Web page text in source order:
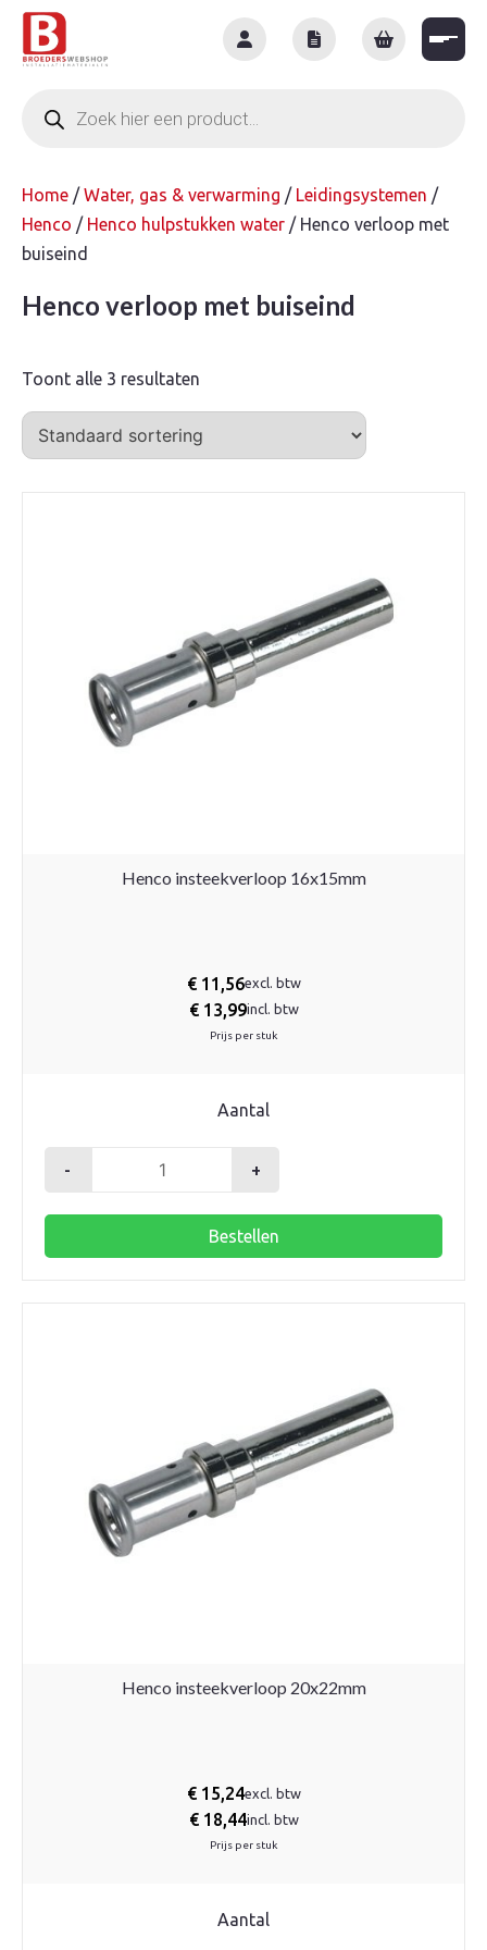
Skip
content
zoeken
Home / Water, gas & verwarming / Leidingsystemen /
Henco / Henco hulpstukken water / Henco verloop met
buiseind
Henco verloop met buiseind
Toont alle 3 resultaten
Henco insteekverloop 16x15mm
€11,56excl. btw
€13,99incl. btw
Prijs per stuk
Aantal
-
insteekverloop
+
Bestellen
Henco insteekverloop 20x22mm
€15,24excl. btw
€18,44incl. btw
Prijs per stuk
Aantal